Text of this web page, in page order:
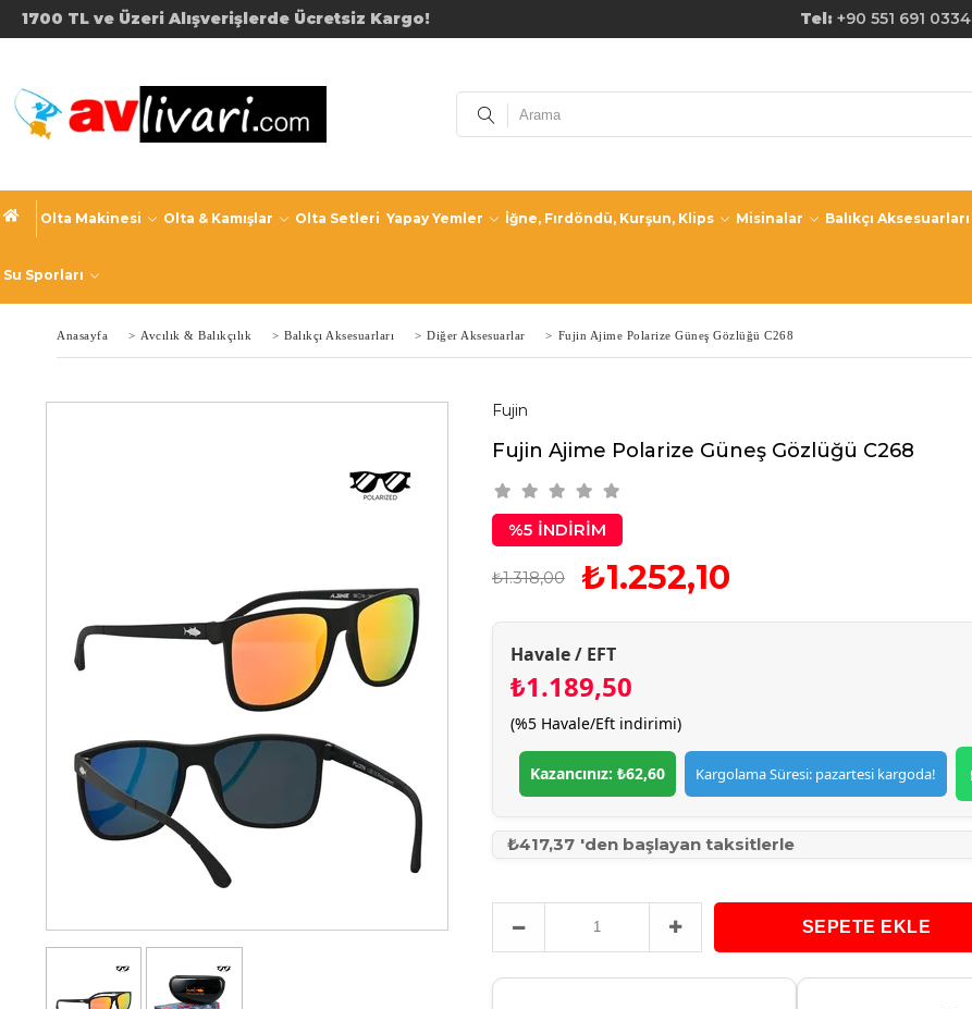
1700 TL ve Üzeri Alışverişlerde Ücretsiz Kargo! Tel: +90 551 691 0334
Olta Makinesi Olta & Kamışlar Olta Setleri Yapay Yemler İğne, Fırdöndü, Kurşun, Klips Misinalar Balıkçı Aksesuarları
Su Sporları
Anasayfa > Avcılık & Balıkçılık > Balıkçı Aksesuarları > Diğer Aksesuarlar > Fujin Ajime Polarize Güneş Gözlüğü C268
Fujin
Fujin Ajime Polarize Güneş Gözlüğü C268
%5 İNDIRIM
₺1.318,00 ₺1.252,10
Havale / EFT
₺1.189,50
(%5 Havale/Eft indirimi)
Kazancınız: ₺62,60 Kargolama Süresi: pazartesi kargoda!
₺417,37 'den başlayan taksitlerle